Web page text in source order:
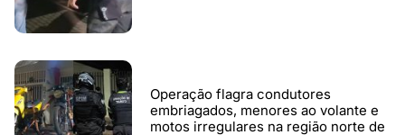
Operação flagra condutores
embriagados, menores ao volante e
motos irregulares na região norte de